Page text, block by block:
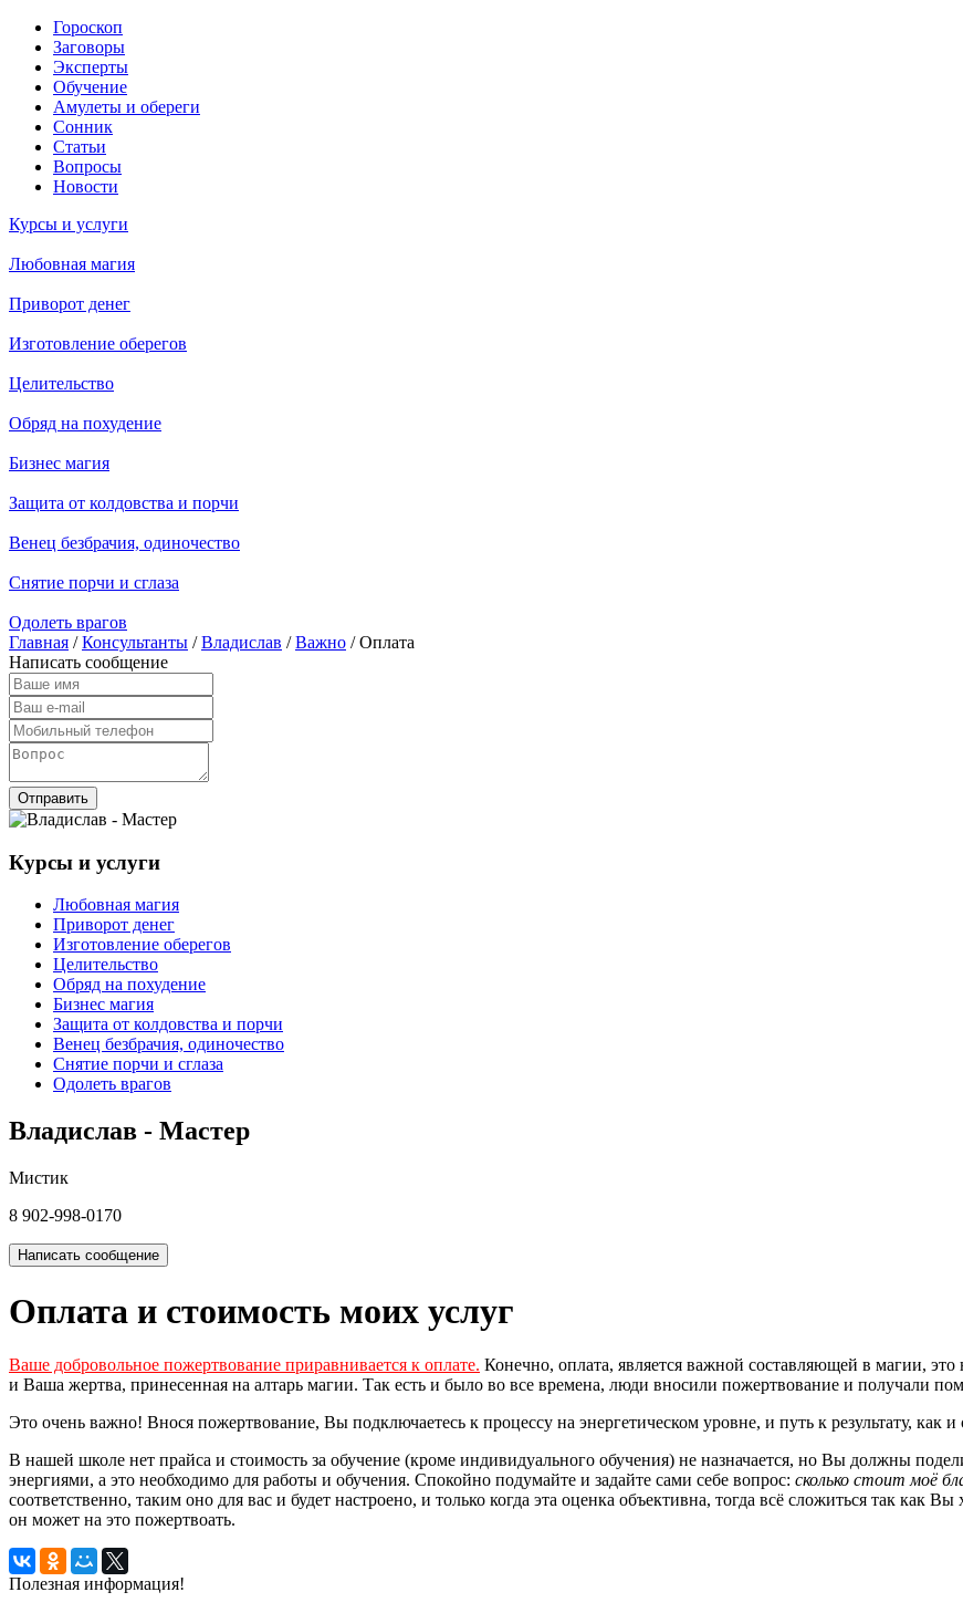
Гороскоп
Заговоры
Эксперты
Обучение
Амулеты и обереги
Сонник
Статьи
Вопросы
Новости
Курсы и услуги
Любовная магия
Приворот денег
Изготовление оберегов
Целительство
Обряд на похудение
Бизнес магия
Защита от колдовства и порчи
Венец безбрачия, одиночество
Снятие порчи и сглаза
Одолеть врагов
Главная /Консультанты /Владислав /Важно / Оплата
Написать сообщение
Отправить
Курсы и услуги
Любовная магия
Приворот денег
Изготовление оберегов
Целительство
Обряд на похудение
Бизнес магия
Защита от колдовства и порчи
Венец безбрачия, одиночество
Снятие порчи и сглаза
Одолеть врагов
Владислав - Мастер
Мистик
8 902-998-0170
Написать сообщение
Оплата и стоимость моих услуг
Ваше добровольное пожертвование приравнивается к оплате. Конечно, оплата, является важной составляющей в магии,
и Ваша жертва, принесенная на алтарь магии. Так есть и было во все времена, люди вносили пожертвование и получали
Это очень важно! Внося пожертвование, Вы подключаетесь к процессу на энергетическом уровне, и путь к результату,
В нашей школе нет прайса и стоимость за обучение (кроме индивидуального обучения) не назначается, но Вы должны
энергиями, а это необходимо для работы и обучения. Спокойно подумайте и задайте сами себе вопрос: сколько стоит моё
соответственно, таким оно для вас и будет настроено, и только когда эта оценка объективна, тогда всё сложиться так как
он может на это пожертвоать.
Полезная информация!